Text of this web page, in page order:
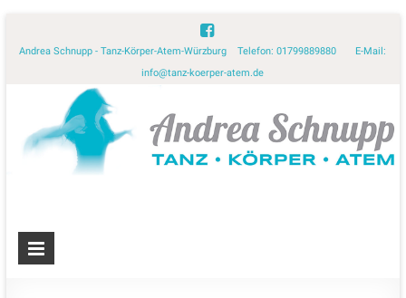
Andrea Schnupp - Tanz-Körper-Atem-Würzburg Telefon: 01799889880 E-Mail:
info@tanz-koerper-atem.de